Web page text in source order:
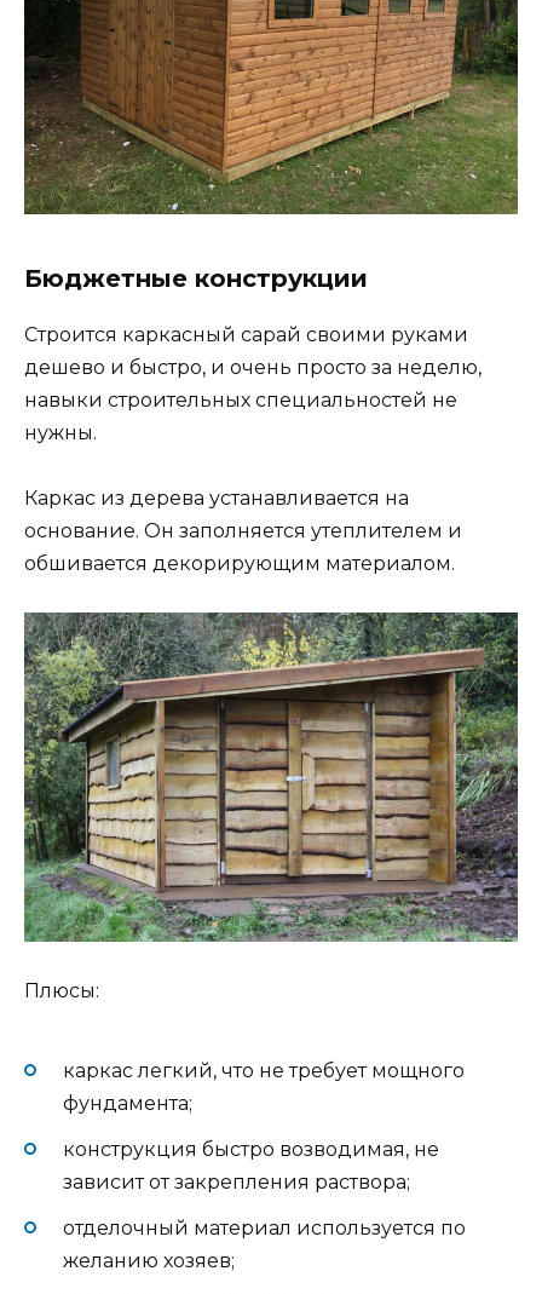
Бюджетные конструкции
Строится каркасный сарай своими руками
дешево и быстро, и очень просто за неделю,
навыки строительных специальностей не
нужны.
Каркас из дерева устанавливается на
основание. Он заполняется утеплителем и
обшивается декорирующим материалом.
Плюсы:
каркас легкий, что не требует мощного
фундамента;
конструкция быстро возводимая, не
зависит от закрепления раствора;
отделочный материал используется по
желанию хозяев;